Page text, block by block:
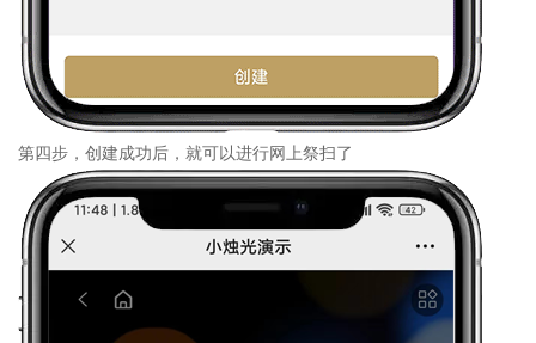
第四步，创建成功后，就可以进行网上祭扫了